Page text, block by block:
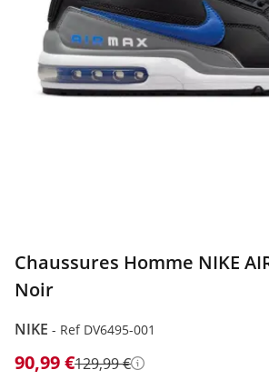
Chaussures Homme NIKE
Noir
NIKE - Ref DV6495-001
90,99 €129,99 € Détails